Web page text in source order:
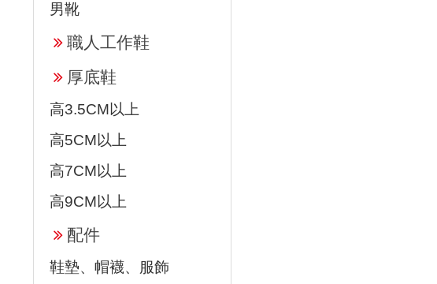
男靴
職人工作鞋
厚底鞋
高3.5CM以上
高5CM以上
高7CM以上
高9CM以上
配件
鞋墊、帽襪、服飾